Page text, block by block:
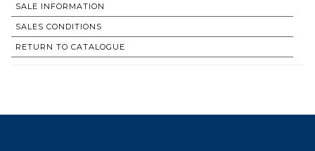
SALE INFORMATION
SALES CONDITIONS
RETURN TO CATALOGUE